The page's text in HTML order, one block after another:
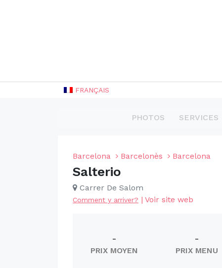
FRANÇAIS
PHOTOS SERVICES
Barcelona Barcelonès Barcelona
Salterio
Carrer De Salom
Comment y arriver? | Voir site web
-
PRIX MOYEN
-
PRIX MENU